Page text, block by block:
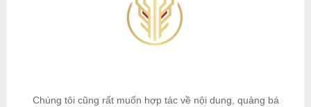
Chúng tôi cũng rất muốn hợp tác về nội dung, quảng bá